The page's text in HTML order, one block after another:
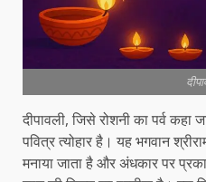
दीपावली, जिसे रोशनी का पर्व
पवित्र त्योहार है। यह भगवान
मनाया जाता है और अंधकार पर